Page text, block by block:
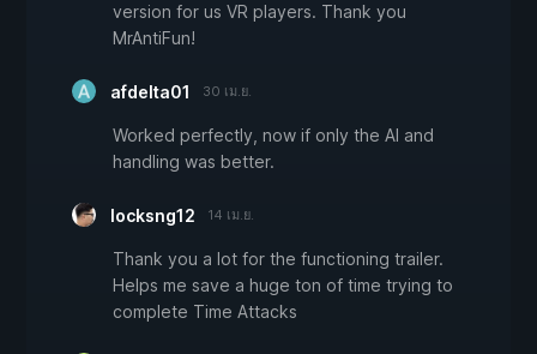
version for us VR players. Thank you
MrAntiFun!
afdelta01 30 เม.ย.
Worked perfectly, now if only the AI and
handling was better.
locksng12 14 เม.ย.
Thank you a lot for the functioning trailer.
Helps me save a huge ton of time trying to
complete Time Attacks